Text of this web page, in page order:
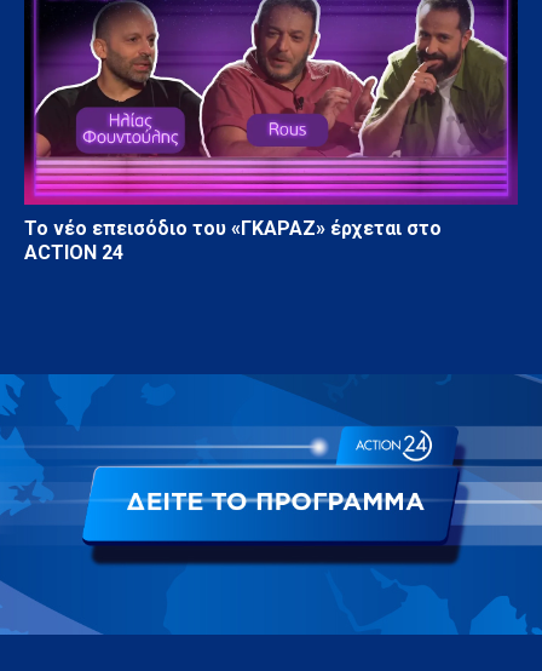
Το νέο επεισόδιο του «ΓΚΑΡΑΖ» έρχεται στο
ACTION 24